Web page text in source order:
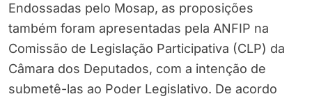
Endossadas pelo Mosap, as proposições
também foram apresentadas pela ANFIP na
Comissão de Legislação Participativa (CLP) da
Câmara dos Deputados, com a intenção de
submetê-las ao Poder Legislativo. De acordo